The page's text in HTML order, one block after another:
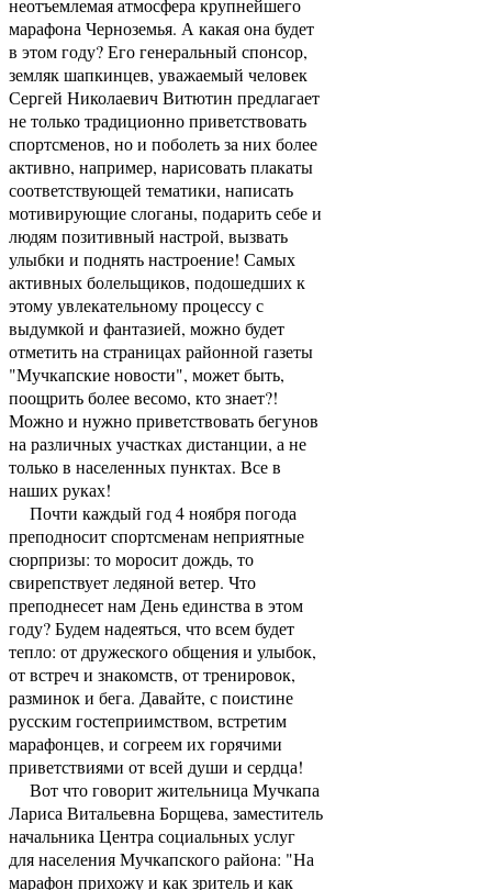
марафона Черноземья. А какая она будет
в этом году? Его генеральный спонсор,
земляк шапкинцев, уважаемый человек
Сергей Николаевич Витютин предлагает
не только традиционно приветствовать
спортсменов, но и поболеть за них более
активно, например, нарисовать плакаты
соответствующей тематики, написать
мотивирующие слоганы, подарить себе и
людям позитивный настрой, вызвать
улыбки и поднять настроение! Самых
активных болельщиков, подошедших к
этому увлекательному процессу с
выдумкой и фантазией, можно будет
отметить на страницах районной газеты
"Мучкапские новости", может быть,
поощрить более весомо, кто знает?!
Можно и нужно приветствовать бегунов
на различных участках дистанции, а не
только в населенных пунктах. Все в
наших руках!
Почти каждый год 4 ноября погода
преподносит спортсменам неприятные
сюрпризы: то моросит дождь, то
свирепствует ледяной ветер. Что
преподнесет нам День единства в этом
году? Будем надеяться, что всем будет
тепло: от дружеского общения и улыбок,
от встреч и знакомств, от тренировок,
разминок и бега. Давайте, с поистине
русским гостеприимством, встретим
марафонцев, и согреем их горячими
приветствиями от всей души и сердца!
Вот что говорит жительница Мучкапа
Лариса Витальевна Борщева, заместитель
начальника Центра социальных услуг
для населения Мучкапского района: "На
марафон прихожу и как зритель и как